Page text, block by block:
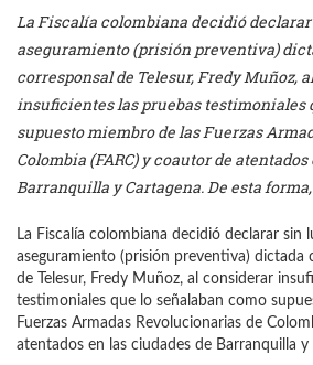
La Fiscalía colombiana decidió
aseguramiento (prisión preventiva)
corresponsal de Telesur, Fredy Muñoz,
insuficientes las pruebas testimoniales
supuesto miembro de las Fuerzas
Colombia (FARC) y coautor de
Barranquilla y Cartagena. De esta
La Fiscalía colombiana decidió declarar sin
aseguramiento (prisión preventiva) dictada
de Telesur, Fredy Muñoz, al considerar
testimoniales que lo señalaban como
Fuerzas Armadas Revolucionarias de
atentados en las ciudades de Barranquilla y